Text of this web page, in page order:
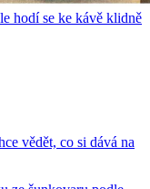
hodí se ke kávě klidně
vědět, co si dává na